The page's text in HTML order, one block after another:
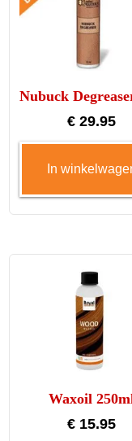
€ 29.95
In
Waxoil
€ 15.95